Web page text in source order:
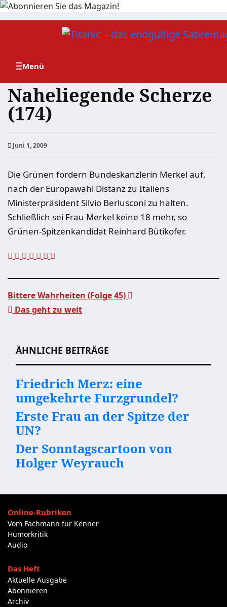
Zum
Naheliegende Scherze
(174)
Juni 1, 2009
Die Grünen fordern Bundeskanzlerin Merkel auf,
nach der Europawahl Distanz zu Italiens
Ministerpräsident Silvio Berlusconi zu halten.
Schließlich sei Frau Merkel keine 18 mehr, so
Grünen-Spitzenkandidat Reinhard Bütikofer.
Bittere Wahrheiten (Folge 45)
Das geht zu weit
ÄHNLICHE BEITRÄGE
Friedrich Merz: eine
umgekehrte Furzgrundel?
Erste Frau an der Spitze der
UN?
Der Sonntagscartoon von
Holger Weyrauch
Online-Rubriken
Vom Fachmann für Kenner
Humorkritik
Audio
Das Heft
Aktuelle Ausgabe
Abonnieren
Archiv